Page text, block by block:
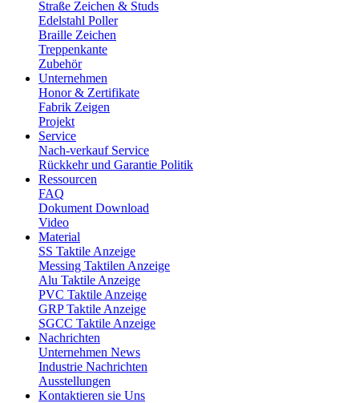
Straße Zeichen & Studs
Edelstahl Poller
Braille Zeichen
Treppenkante
Zubehör
Unternehmen
Honor & Zertifikate
Fabrik Zeigen
Projekt
Service
Nach-verkauf Service
Rückkehr und Garantie Politik
Ressourcen
FAQ
Dokument Download
Video
Material
SS Taktile Anzeige
Messing Taktilen Anzeige
Alu Taktile Anzeige
PVC Taktile Anzeige
GRP Taktile Anzeige
SGCC Taktile Anzeige
Nachrichten
Unternehmen News
Industrie Nachrichten
Ausstellungen
Kontaktieren sie Uns